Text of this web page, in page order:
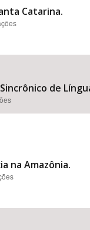
Catarina.
de
na Amazônia.